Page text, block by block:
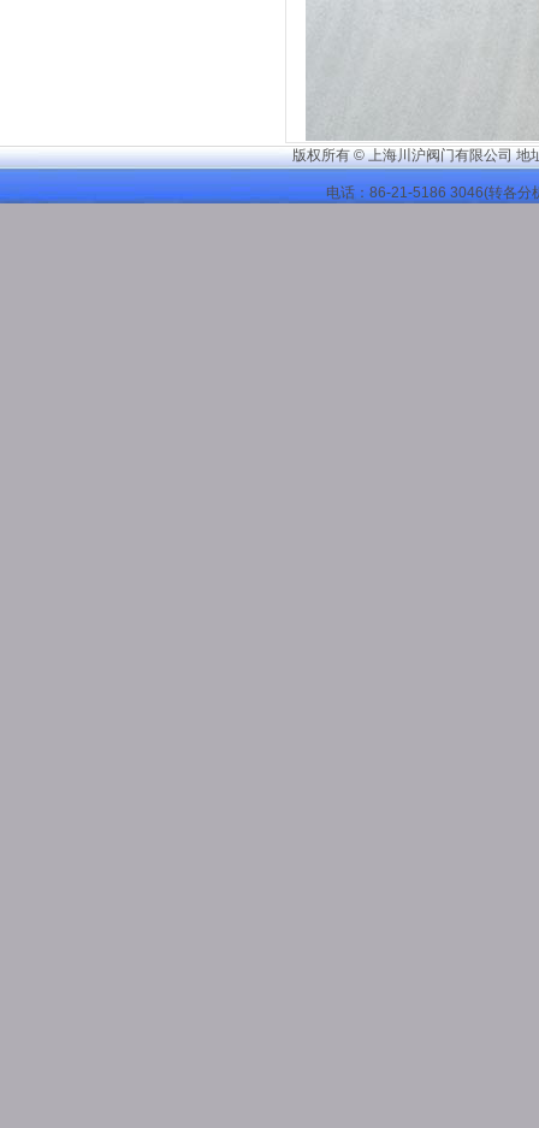
版权所有 © 上海川沪阀门有限公司 地
电话：86-21-5186 3046(转各分